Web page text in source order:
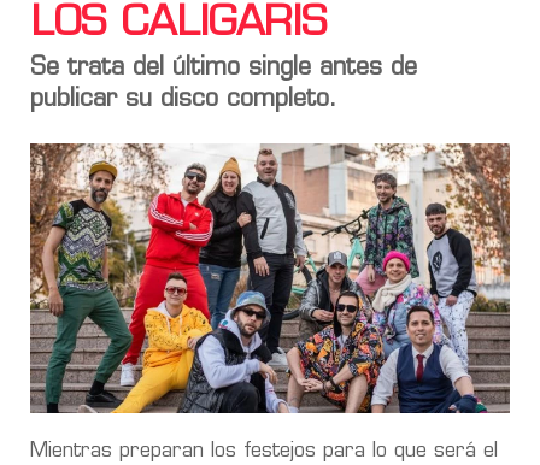
LOS CALIGARIS
Se trata del último single antes de
publicar su disco completo.
Mientras preparan los festejos para lo que será el